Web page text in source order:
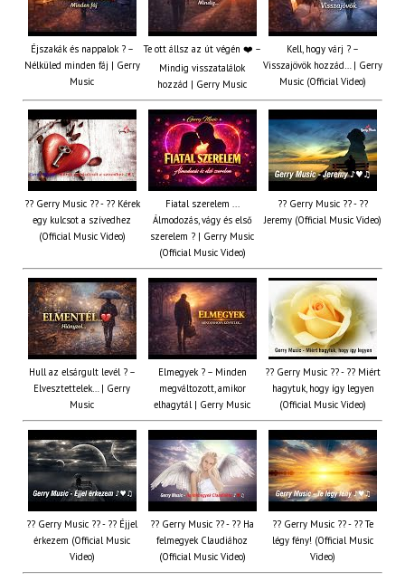
Éjszakák és nappalok ? –
Nélküled minden fáj | Gerry
Music
Te ott állsz az út végén ❤️ –
Mindig visszatalálok
hozzád | Gerry Music
Kell, hogy várj ? –
Visszajövök hozzád… | Gerry
Music (Official Video)
?? Gerry Music ?? - ?? Kérek
egy kulcsot a szívedhez
(Official Music Video)
Fiatal szerelem ...
Álmodozás, vágy és első
szerelem ? | Gerry Music
(Official Music Video)
?? Gerry Music ?? - ??
Jeremy (Official Music Video)
Hull az elsárgult levél ? –
Elvesztettelek… | Gerry
Music
Elmegyek ? – Minden
megváltozott, amikor
elhagytál | Gerry Music
?? Gerry Music ?? - ?? Miért
hagytuk, hogy így legyen
(Official Music Video)
?? Gerry Music ?? - ?? Éjjel
érkezem (Official Music
Video)
?? Gerry Music ?? - ?? Ha
felmegyek Claudiához
(Official Music Video)
?? Gerry Music ?? - ?? Te
légy fény! (Official Music
Video)